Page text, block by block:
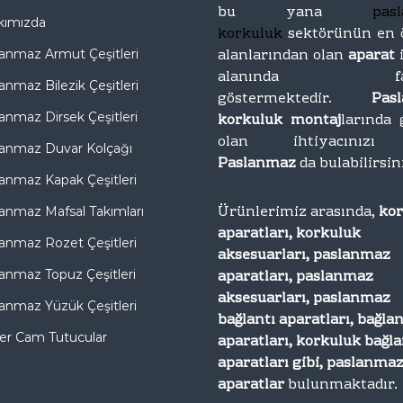
Armut Çeşitleri
Bilezik Çeşitleri
Dirsek Çeşitleri
Duvar Kolçağı
Kapak Çeşitleri
Mafsal Takımları
Rozet Çeşitleri
Topuz Çeşitleri
Yüzük Çeşitleri
Cam Tutucular
bu yana
korkuluk sektörünün en
alanlarından olanaparat
alanında
göstermektedir.
korkuluk montajlarında
olan
Paslanmazda
Ürünlerimiz arasında,
aparatları, korkuluk
aksesuarları, paslanmaz
aparatları, paslanmaz
aksesuarları, paslanmaz
bağlantı aparatları,
aparatları, korkuluk
aparatları gibi, paslanmaz
aparatlarbulunmaktadır.